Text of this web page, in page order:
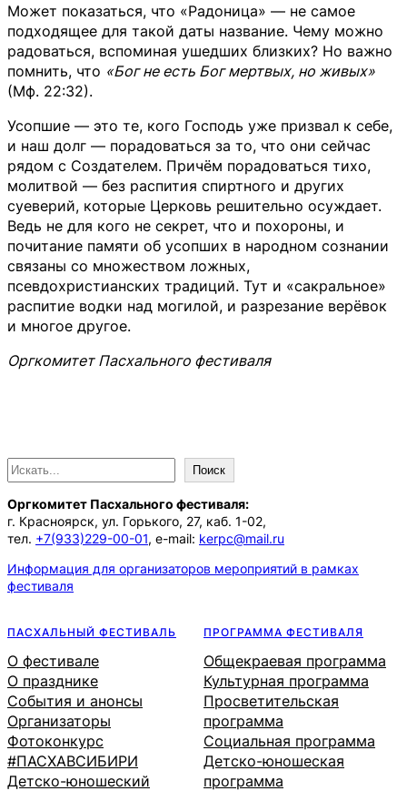
Может показаться, что «Радоница» — не самое
подходящее для такой даты название. Чему можно
радоваться, вспоминая ушедших близких? Но важно
помнить, что «Бог не есть Бог мертвых, но живых»
(Мф. 22:32).
Усопшие — это те, кого Господь уже призвал к себе,
и наш долг — порадоваться за то, что они сейчас
рядом с Создателем. Причём порадоваться тихо,
молитвой — без распития спиртного и других
суеверий, которые Церковь решительно осуждает.
Ведь не для кого не секрет, что и похороны, и
почитание памяти об усопших в народном сознании
связаны со множеством ложных,
псевдохристианских традиций. Тут и «сакральное»
распитие водки над могилой, и разрезание верёвок
и многое другое.
Оргкомитет Пасхального фестиваля
П
о
и
с
к
Поиск
Оргкомитет Пасхального фестиваля:
г. Красноярск, ул. Горького, 27, каб. 1-02,
тел. +7(933)229-00-01, e-mail: kerpc@mail.ru
Информация для организаторов мероприятий в рамках
фестиваля
ПАСХАЛЬНЫЙ ФЕСТИВАЛЬ
О фестивале
О празднике
События и анонсы
Организаторы
Фотоконкурс
#ПАСХАВСИБИРИ
Детско-юношеский
ПРОГРАММА ФЕСТИВАЛЯ
Общекраевая программа
Культурная программа
Просветительская
программа
Социальная программа
Детско-юношеская
программа